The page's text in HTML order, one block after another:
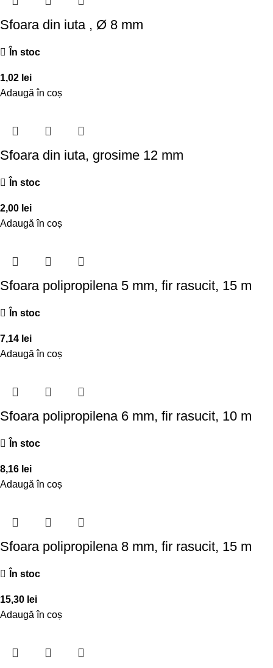
Sfoara din iuta , Ø 8 mm
În stoc
1,02 lei
Adaugă în coș
Sfoara din iuta, grosime 12 mm
În stoc
2,00 lei
Adaugă în coș
Sfoara polipropilena 5 mm, fir rasucit, 15 m
În stoc
7,14 lei
Adaugă în coș
Sfoara polipropilena 6 mm, fir rasucit, 10 m
În stoc
8,16 lei
Adaugă în coș
Sfoara polipropilena 8 mm, fir rasucit, 15 m
În stoc
15,30 lei
Adaugă în coș